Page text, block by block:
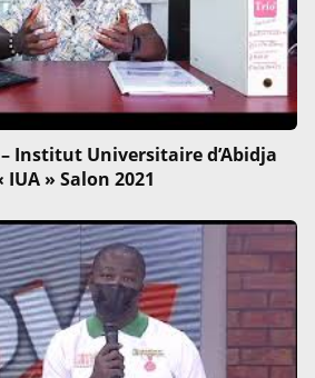
Institut Universitaire d’Abidja
IUA » Salon 2021